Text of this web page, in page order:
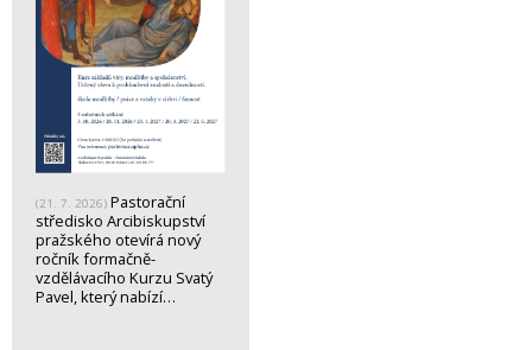
(21. 7. 2026) Pastorační
středisko Arcibiskupství
pražského otevírá nový
ročník formačně-
vzdělávacího Kurzu Svatý
Pavel, který nabízí…